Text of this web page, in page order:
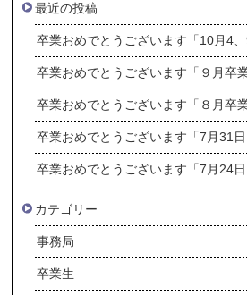
最近の投稿
卒業おめでとうございます「10月4、
卒業おめでとうございます「９月卒業
卒業おめでとうございます「８月卒業
卒業おめでとうございます「7月31日
卒業おめでとうございます「7月24日
カテゴリー
事務局
卒業生